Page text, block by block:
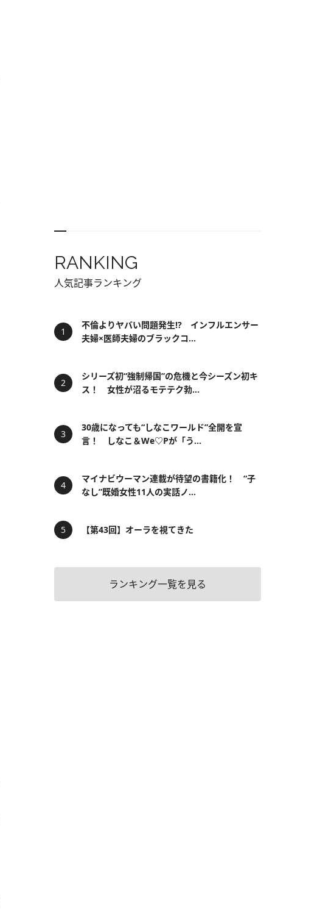
RANKING
人気記事ランキング
不倫よりヤバい問題発生!? インフルエンサー
夫婦×医師夫婦のブラックコ...
シリーズ初“強制帰国”の危機と今シーズン初キ
ス！ 女性が沼るモテテク勃...
30歳になっても“しなこワールド”全開を宣
言！ しなこ＆We♡Pが「う...
マイナビウーマン連載が待望の書籍化！ “子
なし”既婚女性11人の実話ノ...
【第43回】オーラを視てきた
ランキング一覧を見る